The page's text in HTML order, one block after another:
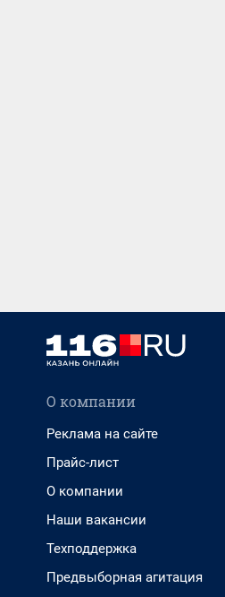
О компании
Реклама на сайте
Прайс-лист
О компании
Наши вакансии
Техподдержка
Предвыборная агитация